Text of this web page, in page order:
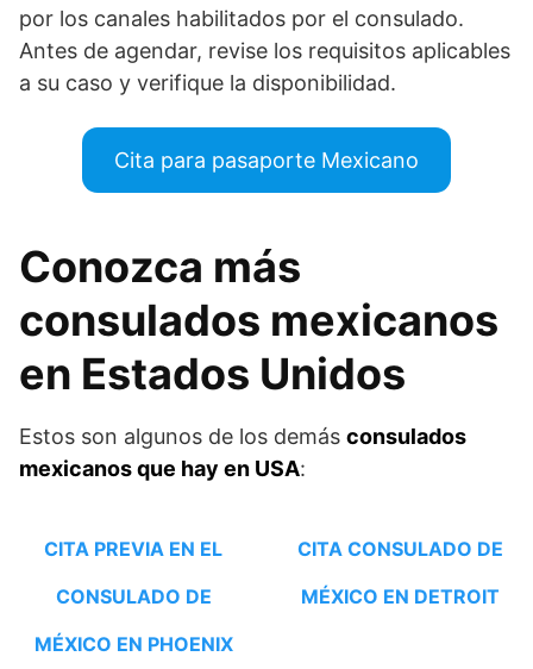
por los canales habilitados por el consulado.
Antes de agendar, revise los requisitos aplicables
a su caso y verifique la disponibilidad.
Cita para pasaporte Mexicano
Conozca más
consulados mexicanos
en Estados Unidos
Estos son algunos de los demás consulados
mexicanos que hay en USA:
CITA PREVIA EN EL
CONSULADO DE
MÉXICO EN PHOENIX
CITA CONSULADO DE
MÉXICO EN DETROIT